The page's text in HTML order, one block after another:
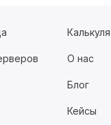
О нас
Блог
Кейсы